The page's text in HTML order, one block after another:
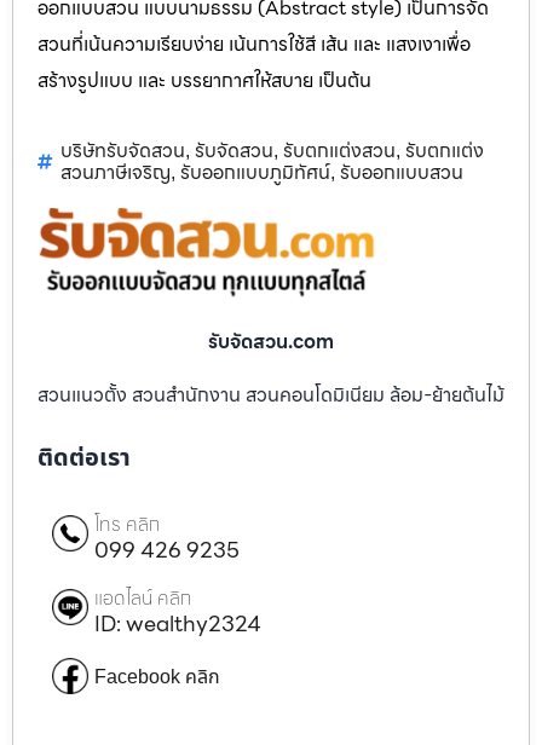
ออกแบบสวน แบบนามธรรม (Abstract style) เป็นการจัด
สวนที่เน้นความเรียบง่าย เน้นการใช้สี เส้น และ แสงเงาเพื่อ
สร้างรูปแบบ และ บรรยากาศให้สบาย เป็นต้น
บริษัทรับจัดสวน, รับจัดสวน, รับตกแต่งสวน, รับตกแต่ง
สวนภาษีเจริญ, รับออกแบบภูมิทัศน์, รับออกแบบสวน
รับจัดสวน.com
สวนแนวตั้ง สวนสำนักงาน สวนคอนโดมิเนียม ล้อม-ย้ายต้นไม้
ติดต่อเรา
โทร คลิก
099 426 9235
แอดไลน์ คลิก
ID: wealthy2324
Facebook คลิก